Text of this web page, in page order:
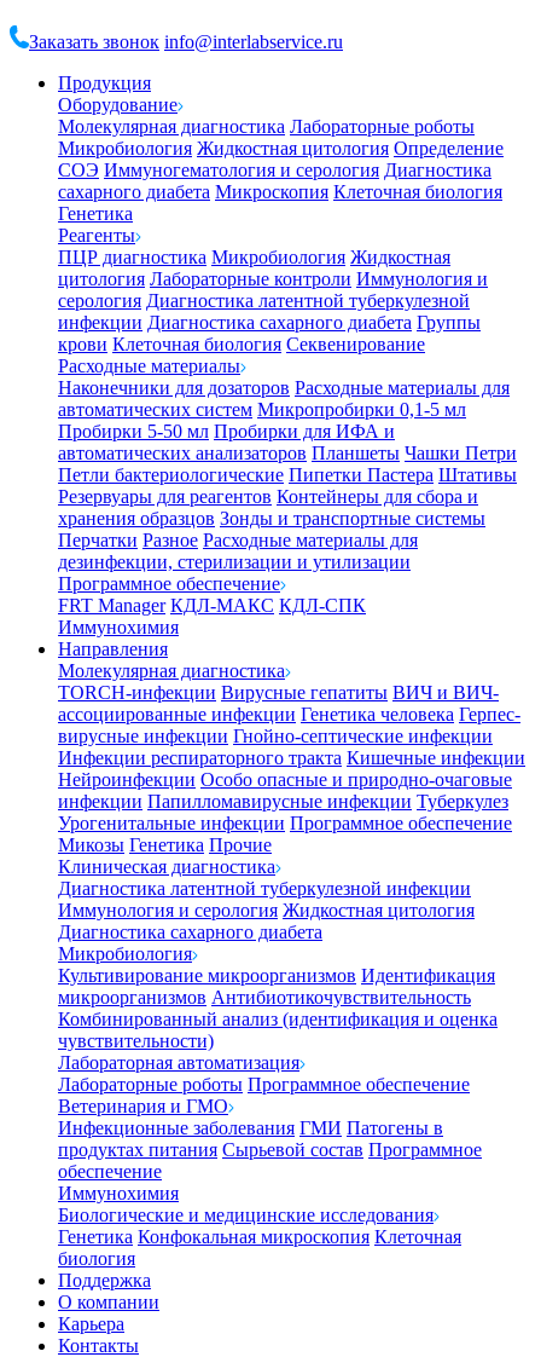
Заказать звонок info@interlabservice.ru
Продукция
Оборудование
Молекулярная диагностика Лабораторные роботы
Микробиология Жидкостная цитология Определение
СОЭ Иммуногематология и серология Диагностика
сахарного диабета Микроскопия Клеточная биология
Генетика
Реагенты
ПЦР диагностика Микробиология Жидкостная
цитология Лабораторные контроли Иммунология и
серология Диагностика латентной туберкулезной
инфекции Диагностика сахарного диабета Группы
крови Клеточная биология Секвенирование
Расходные материалы
Наконечники для дозаторов Расходные материалы для
автоматических систем Микропробирки 0,1-5 мл
Пробирки 5-50 мл Пробирки для ИФА и
автоматических анализаторов Планшеты Чашки Петри
Петли бактериологические Пипетки Пастера Штативы
Резервуары для реагентов Контейнеры для сбора и
хранения образцов Зонды и транспортные системы
Перчатки Разное Расходные материалы для
дезинфекции, стерилизации и утилизации
Программное обеспечение
FRT Manager КДЛ-МАКС КДЛ-СПК
Иммунохимия
Направления
Молекулярная диагностика
TORCH-инфекции Вирусные гепатиты ВИЧ и ВИЧ-
ассоциированные инфекции Генетика человека Герпес-
вирусные инфекции Гнойно-септические инфекции
Инфекции респираторного тракта Кишечные инфекции
Нейроинфекции Особо опасные и природно-очаговые
инфекции Папилломавирусные инфекции Туберкулез
Урогенитальные инфекции Программное обеспечение
Микозы Генетика Прочие
Клиническая диагностика
Диагностика латентной туберкулезной инфекции
Иммунология и серология Жидкостная цитология
Диагностика сахарного диабета
Микробиология
Культивирование микроорганизмов Идентификация
микроорганизмов Антибиотикочувствительность
Комбинированный анализ (идентификация и оценка
чувствительности)
Лабораторная автоматизация
Лабораторные роботы Программное обеспечение
Ветеринария и ГМО
Инфекционные заболевания ГМИ Патогены в
продуктах питания Сырьевой состав Программное
обеспечение
Иммунохимия
Биологические и медицинские исследования
Генетика Конфокальная микроскопия Клеточная
биология
Поддержка
О компании
Карьера
Контакты